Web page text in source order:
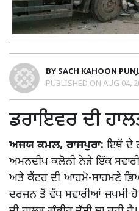
BY SACH KAHOON
PUBLISHED ON AUG 04,
ਡਰਾਇਵਰ ਦੀ
ਅਜਯ ਕਮਲ, ਰਾਜਪੁਰਾ:ਇਥੋਂ ਦੇ
ਅਮਨਦੀਪ ਕਲੋਨੀ ਨੇੜੇ ਇੱਕ
ਅਤੇ ਕੈਂਟਰ ਦੀ ਆਹਮੋ-ਸਾਹਮਣੇ
ਦਰਜਨ ਤੋਂ ਵੱਧ ਸਵਾਰੀਆਂ ਜਖਮੀ